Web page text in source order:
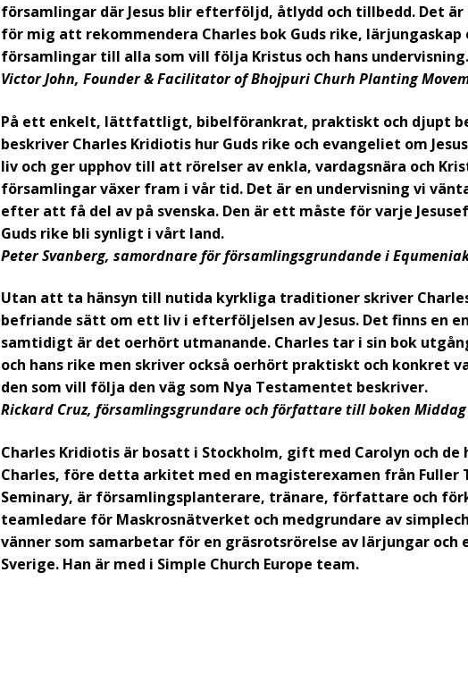
församlingar där Jesus blir efterföljd, åtlydd och tillbedd. Det är
för mig att rekommendera Charles bok Guds rike, lärjungaskap
församlingar till alla som vill följa Kristus och hans undervisning.
Victor John, Founder & Facilitator of Bhojpuri Churh Planting
På ett enkelt, lättfattligt, bibelförankrat, praktiskt och djupt
beskriver Charles Kridiotis hur Guds rike och evangeliet om
liv och ger upphov till att rörelser av enkla, vardagsnära och
församlingar växer fram i vår tid. Det är en undervisning vi
efter att få del av på svenska. Den är ett måste för varje
Guds rike bli synligt i vårt land.
Peter Svanberg, samordnare för församlingsgrundande i
Utan att ta hänsyn till nutida kyrkliga traditioner skriver
befriande sätt om ett liv i efterföljelsen av Jesus. Det finns en
samtidigt är det oerhört utmanande. Charles tar i sin bok
och hans rike men skriver också oerhört praktiskt och konkret
den som vill följa den väg som Nya Testamentet beskriver.
Rickard Cruz, församlingsgrundare och författare till boken Middag
Charles Kridiotis är bosatt i Stockholm, gift med Carolyn och de
Charles, före detta arkitet med en magisterexamen från Fuller
Seminary, är församlingsplanterare, tränare, författare och
teamledare för Maskrosnätverket och medgrundare av
vänner som samarbetar för en gräsrotsrörelse av lärjungar och
Sverige. Han är med i Simple Church Europe team.